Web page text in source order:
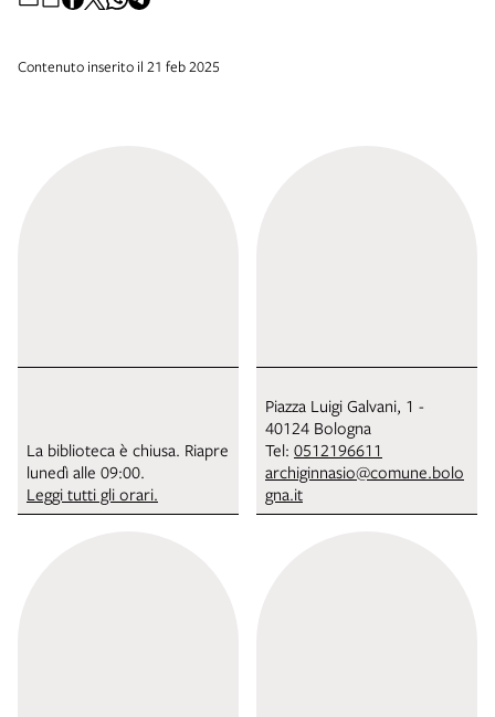
Contenuto inserito il 21 feb 2025
La biblioteca è chiusa. Riapre
lunedì alle 09:00.
Leggi tutti gli orari.
Piazza Luigi Galvani, 1 -
40124 Bologna
Tel: 0512196611
archiginnasio@comune.bolo
gna.it